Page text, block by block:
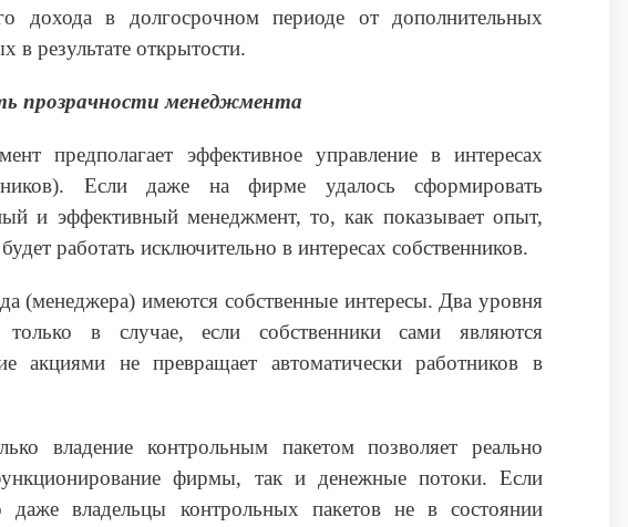
дохода в долгосрочном периоде от дополнительных
в результате открытости.
прозрачности менеджмента
предполагает эффективное управление в интересах
Если даже на фирме удалось сформировать
и эффективный менеджмент, то, как показывает опыт,
работать исключительно в интересах собственников.
(менеджера) имеются собственные интересы. Два уровня
только в случае, если собственники сами являются
акциями не превращает автоматически работников в
владение контрольным пакетом позволяет реально
фирмы, так и денежные потоки. Если
даже владельцы контрольных пакетов не в состоянии